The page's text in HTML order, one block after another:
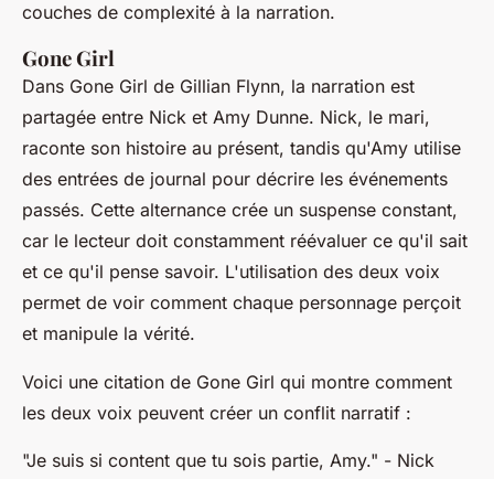
couches de complexité à la narration.
Gone Girl
Dans Gone Girl de Gillian Flynn, la narration est
partagée entre Nick et Amy Dunne. Nick, le mari,
raconte son histoire au présent, tandis qu'Amy utilise
des entrées de journal pour décrire les événements
passés. Cette alternance crée un suspense constant,
car le lecteur doit constamment réévaluer ce qu'il sait
et ce qu'il pense savoir. L'utilisation des deux voix
permet de voir comment chaque personnage perçoit
et manipule la vérité.
Voici une citation de Gone Girl qui montre comment
les deux voix peuvent créer un conflit narratif :
"Je suis si content que tu sois partie, Amy." - Nick